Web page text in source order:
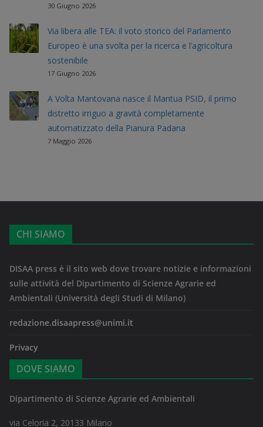
30 Giugno 2026
Via libera alle TEA: il voto storico del Parlamento
Europeo è una svolta per la ricerca e l’agricoltura
sostenibile
17 Giugno 2026
A Volta Mantovana nasce il Mantua PSID, il primo
distretto irriguo a gravità completamente
automatizzato della Pianura Padana
7 Maggio 2026
CHI SIAMO
DISAA press è il sito web dove trovare notizie e informazioni
sulle attività del Dipartimento di Scienze Agrarie ed
Ambientali (Università degli Studi di Milano)
redazione.disaapress@unimi.it
Privacy
DOVE SIAMO
Dipartimento di Scienze Agrarie ed Ambientali
via Celoria 2, 20133 Milano